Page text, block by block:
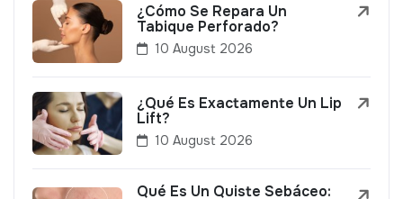
¿Cómo Se Repara Un
Tabique Perforado?
10 August 2026
¿Qué Es Exactamente Un Lip
Lift?
10 August 2026
Qué Es Un Quiste Sebáceo: